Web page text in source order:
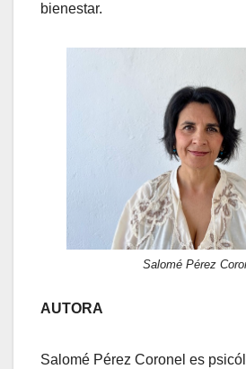
bienestar.
Salomé Pérez
AUTORA
Salomé Pérez Coronel es